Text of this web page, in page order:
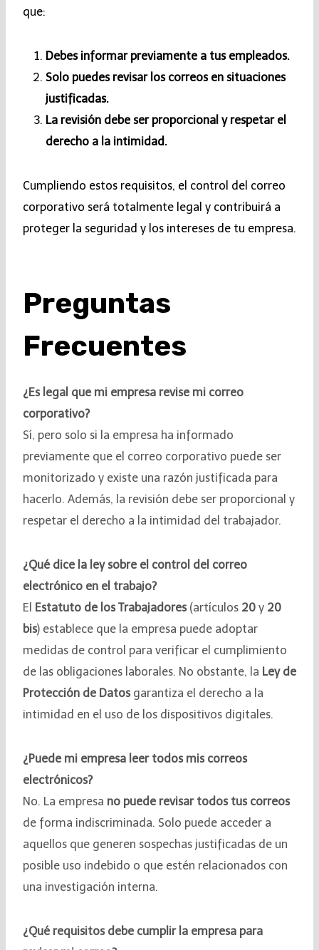
que:
Debes informar previamente a tus empleados.
Solo puedes revisar los correos en situaciones
justificadas.
La revisión debe ser proporcional y respetar el
derecho a la intimidad.
Cumpliendo estos requisitos, el control del correo
corporativo será totalmente legal y contribuirá a
proteger la seguridad y los intereses de tu empresa.
Preguntas
Frecuentes
¿Es legal que mi empresa revise mi correo
corporativo?
Sí, pero solo si la empresa ha informado
previamente que el correo corporativo puede ser
monitorizado y existe una razón justificada para
hacerlo. Además, la revisión debe ser proporcional y
respetar el derecho a la intimidad del trabajador.
¿Qué dice la ley sobre el control del correo
electrónico en el trabajo?
El Estatuto de los Trabajadores (artículos 20 y 20
bis) establece que la empresa puede adoptar
medidas de control para verificar el cumplimiento
de las obligaciones laborales. No obstante, la Ley de
Protección de Datos garantiza el derecho a la
intimidad en el uso de los dispositivos digitales.
¿Puede mi empresa leer todos mis correos
electrónicos?
No. La empresa no puede revisar todos tus correos
de forma indiscriminada. Solo puede acceder a
aquellos que generen sospechas justificadas de un
posible uso indebido o que estén relacionados con
una investigación interna.
¿Qué requisitos debe cumplir la empresa para